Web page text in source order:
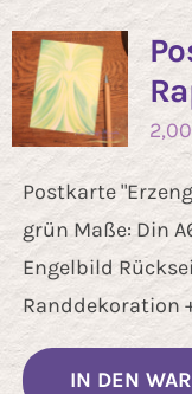
2,00
Postkarte
grün Maße: Din
Engelbild
Randdekoration
IN DEN